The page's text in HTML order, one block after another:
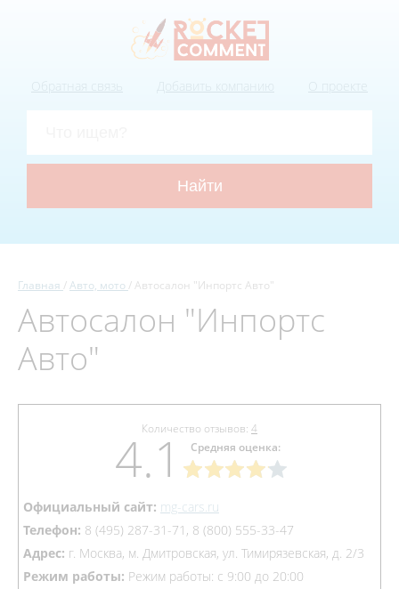
Добавить компанию
Главная Авто, мото Автосалон "Инпортс Авто"
Автосалон "Инпортс
Авто"
Количество отзывов: 4
Средняя оценка:
4.1
Официальный сайт: mg-cars.ru
Телефон: 8 (495) 287-31-71, 8 (800) 555-33-47
Адрес: г. Москва, м. Дмитровская, ул. Тимирязевская, д. 2/3
Режим работы: Режим работы: c 9:00 до 20:00